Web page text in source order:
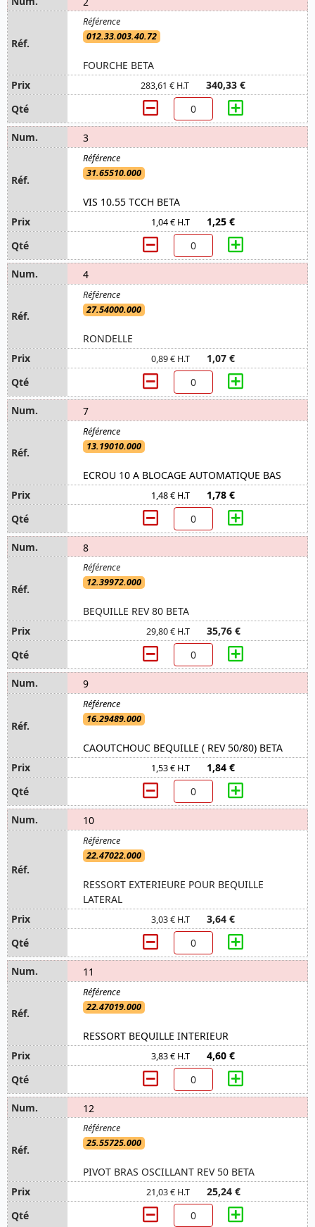
012.33.003.40.72
FOURCHE BETA
283,61 € H.T 340,33 €
3
31.65510.000
VIS 10.55 TCCH BETA
1,04 € H.T 1,25 €
4
27.54000.000
RONDELLE
0,89 € H.T 1,07 €
7
13.19010.000
ECROU 10 A BLOCAGE AUTOMATIQUE BAS
1,48 € H.T 1,78 €
8
12.39972.000
BEQUILLE REV 80 BETA
29,80 € H.T 35,76 €
9
16.29489.000
CAOUTCHOUC BEQUILLE ( REV 50/80) BETA
1,53 € H.T 1,84 €
10
22.47022.000
RESSORT EXTERIEURE POUR BEQUILLE
LATERAL
3,03 € H.T 3,64 €
11
22.47019.000
RESSORT BEQUILLE INTERIEUR
3,83 € H.T 4,60 €
12
25.55725.000
PIVOT BRAS OSCILLANT REV 50 BETA
21,03 € H.T 25,24 €